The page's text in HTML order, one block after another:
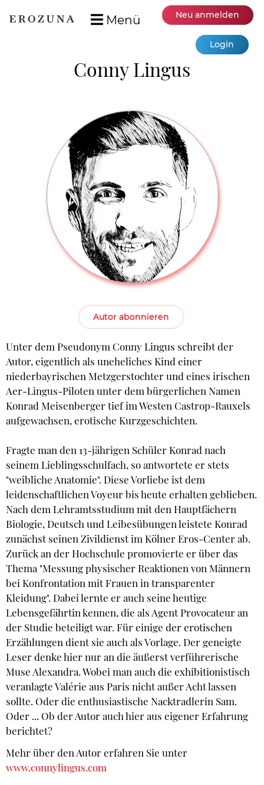
Menü Neu anmelden
Login
Conny Lingus
Autor abonnieren
Unter dem Pseudonym Conny Lingus schreibt der
Autor, eigentlich als uneheliches Kind einer
niederbayrischen Metzgerstochter und eines irischen
Aer-Lingus-Piloten unter dem bürgerlichen Namen
Konrad Meisenberger tief im Westen Castrop-Rauxels
aufgewachsen, erotische Kurzgeschichten.
Fragte man den 13-jährigen Schüler Konrad nach
seinem Lieblingsschulfach, so antwortete er stets
"weibliche Anatomie". Diese Vorliebe ist dem
leidenschaftlichen Voyeur bis heute erhalten geblieben.
Nach dem Lehramtsstudium mit den Hauptfächern
Biologie, Deutsch und Leibesübungen leistete Konrad
zunächst seinen Zivildienst im Kölner Eros-Center ab.
Zurück an der Hochschule promovierte er über das
Thema "Messung physischer Reaktionen von Männern
bei Konfrontation mit Frauen in transparenter
Kleidung". Dabei lernte er auch seine heutige
Lebensgefährtin kennen, die als Agent Provocateur an
der Studie beteiligt war. Für einige der erotischen
Erzählungen dient sie auch als Vorlage. Der geneigte
Leser denke hier nur an die äußerst verführerische
Muse Alexandra. Wobei man auch die exhibitionistisch
veranlagte Valérie aus Paris nicht außer Acht lassen
sollte. Oder die enthusiastische Nacktradlerin Sam.
Oder ... Ob der Autor auch hier aus eigener Erfahrung
berichtet?
Mehr über den Autor erfahren Sie unter
www.connylingus.com